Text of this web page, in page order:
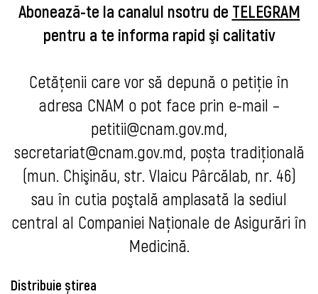
Abonează-te la canalul nsotru de TELEGRAM
pentru a te informa rapid şi calitativ
Cetățenii care vor să depună o petiție în
adresa CNAM o pot face prin e-mail –
petitii@cnam.gov.md,
secretariat@cnam.gov.md, poșta tradiţională
(mun. Chişinău, str. Vlaicu Pârcălab, nr. 46)
sau în cutia poştală amplasată la sediul
central al Companiei Naționale de Asigurări în
Medicină.
Distribuie știrea